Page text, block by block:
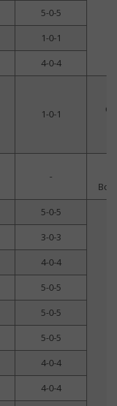
5-0-5
1-0-1
4-0-4
1-0-1
-
5-0-5
3-0-3
4-0-4
5-0-5
5-0-5
5-0-5
4-0-4
4-0-4